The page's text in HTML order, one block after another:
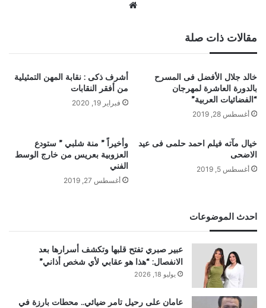
مقالات ذات صلة
خالد جلال الأفضل فى المسرح
بالدورة العاشرة لمهرجان
“الفضائيات العربية”
أغسطس 28, 2019
أشرف ذكى : نقابة المهن التمثيلية
من أفقر النقابات
فبراير 19, 2020
خيال مآته فيلم احمد حلمى فى عيد
الاضحى
أغسطس 5, 2019
وأخيراً ” منة شلبي ” ستودع
العزوبية بعريس من خارج الوسط
الفني
أغسطس 27, 2019
احدث الموضوعات
عبير صبري تفتح قلبها وتكشف أسرارها بعد
الانفصال: “هذا هو عقابي لأي شخص أذاني”
يوليو 18, 2026
عامان على رحيل تامر ضيائي.. محطات بارزة في